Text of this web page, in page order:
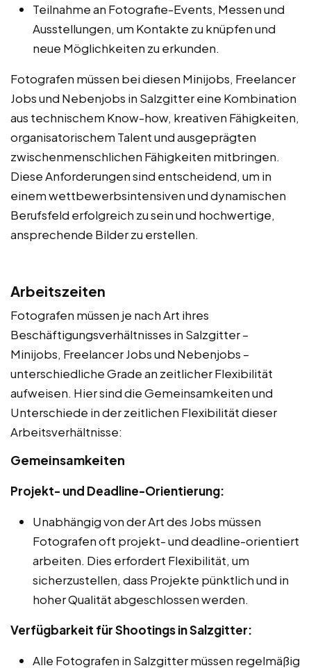
Teilnahme an Fotografie-Events, Messen und
Ausstellungen, um Kontakte zu knüpfen und
neue Möglichkeiten zu erkunden.
Fotografen müssen bei diesen Minijobs, Freelancer
Jobs und Nebenjobs in Salzgitter eine Kombination
aus technischem Know-how, kreativen Fähigkeiten,
organisatorischem Talent und ausgeprägten
zwischenmenschlichen Fähigkeiten mitbringen.
Diese Anforderungen sind entscheidend, um in
einem wettbewerbsintensiven und dynamischen
Berufsfeld erfolgreich zu sein und hochwertige,
ansprechende Bilder zu erstellen.
Arbeitszeiten
Fotografen müssen je nach Art ihres
Beschäftigungsverhältnisses in Salzgitter –
Minijobs, Freelancer Jobs und Nebenjobs –
unterschiedliche Grade an zeitlicher Flexibilität
aufweisen. Hier sind die Gemeinsamkeiten und
Unterschiede in der zeitlichen Flexibilität dieser
Arbeitsverhältnisse:
Gemeinsamkeiten
Projekt- und Deadline-Orientierung:
Unabhängig von der Art des Jobs müssen
Fotografen oft projekt- und deadline-orientiert
arbeiten. Dies erfordert Flexibilität, um
sicherzustellen, dass Projekte pünktlich und in
hoher Qualität abgeschlossen werden.
Verfügbarkeit für Shootings in Salzgitter:
Alle Fotografen in Salzgitter müssen regelmäßig